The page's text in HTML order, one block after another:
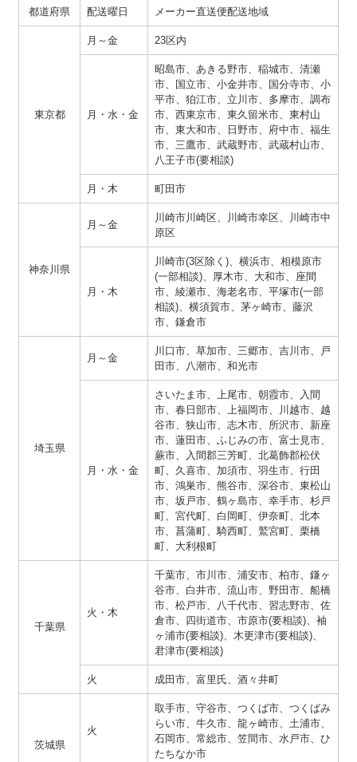
都道府県 配送曜日 メーカー直送便配送地域
東京都
月～金 23区内
月・水・金
昭島市、あきる野市、稲城市、清瀬
市、国立市、小金井市、国分寺市、小
平市、狛江市、立川市、多摩市、調布
市、西東京市、東久留米市、東村山
市、東大和市、日野市、府中市、福生
市、三鷹市、武蔵野市、武蔵村山市、
八王子市(要相談)
月・木 町田市
神奈川県
月～金
川崎市川崎区、川崎市幸区、川崎市中
原区
月・木
川崎市(3区除く)、横浜市、相模原市
(一部相談)、厚木市、大和市、座間
市、綾瀬市、海老名市、平塚市(一部
相談)、横須賀市、茅ヶ崎市、藤沢
市、鎌倉市
埼玉県
月～金
川口市、草加市、三郷市、吉川市、戸
田市、八潮市、和光市
月・水・金
さいたま市、上尾市、朝霞市、入間
市、春日部市、上福岡市、川越市、越
谷市、狭山市、志木市、所沢市、新座
市、蓮田市、ふじみの市、富士見市、
蕨市、入間郡三芳町、北葛飾郡松伏
町、久喜市、加須市、羽生市、行田
市、鴻巣市、熊谷市、深谷市、東松山
市、坂戸市、鶴ヶ島市、幸手市、杉戸
町、宮代町、白岡町、伊奈町、北本
市、菖蒲町、騎西町、鷲宮町、栗橋
町、大利根町
千葉県
火・木
千葉市、市川市、浦安市、柏市、鎌ヶ
谷市、白井市、流山市、野田市、船橋
市、松戸市、八千代市、習志野市、佐
倉市、四街道市、市原市(要相談)、袖
ヶ浦市(要相談)、木更津市(要相談)、
君津市(要相談)
火 成田市、富里氏、酒々井町
茨城県
火
取手市、守谷市、つくば市、つくばみ
らい市、牛久市、龍ヶ崎市、土浦市、
石岡市、常総市、笠間市、水戸市、ひ
たちなか市